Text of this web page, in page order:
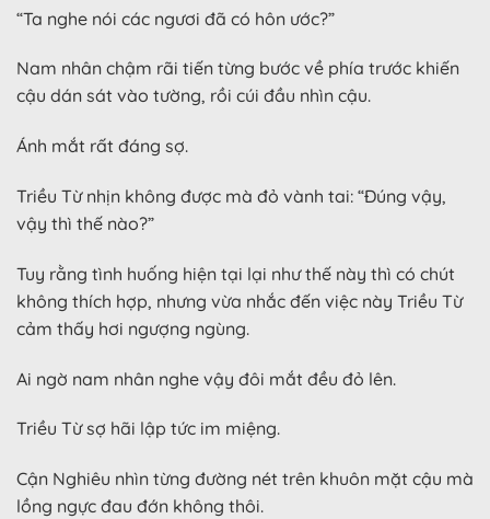
“Ta nghe nói các ngươi đã có hôn ước?”
Nam nhân chậm rãi tiến từng bước về phía trước khiến
cậu dán sát vào tường, rồi cúi đầu nhìn cậu.
Ánh mắt rất đáng sợ.
Triều Từ nhịn không được mà đỏ vành tai: “Đúng vậy,
vậy thì thế nào?”
Tuy rằng tình huống hiện tại lại như thế này thì có chút
không thích hợp, nhưng vừa nhắc đến việc này Triều Từ
cảm thấy hơi ngượng ngùng.
Ai ngờ nam nhân nghe vậy đôi mắt đều đỏ lên.
Triều Từ sợ hãi lập tức im miệng.
Cận Nghiêu nhìn từng đường nét trên khuôn mặt cậu mà
lồng ngực đau đớn không thôi.